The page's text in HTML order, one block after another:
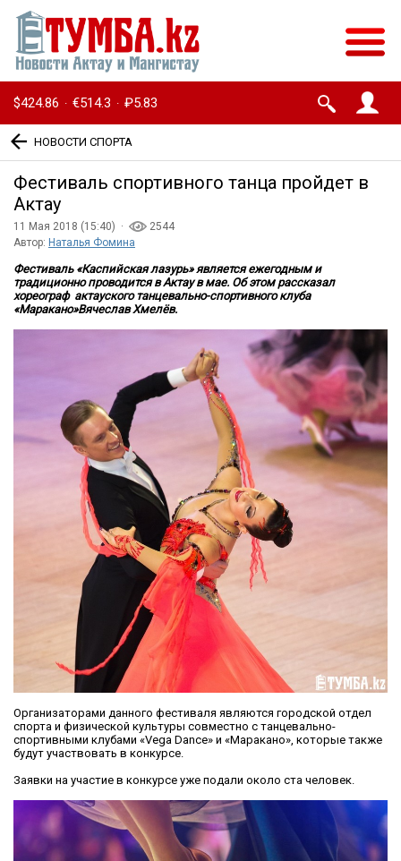
$424.86 · €514.3 · ₽5.83
НОВОСТИ СПОРТА
Фестиваль спортивного танца пройдет в
Актау
11 Мая 2018 (15:40) ·
2544
Автор: Наталья Фомина
Фестиваль «Каспийская лазурь» является ежегодным и
традиционно проводится в Актау в мае. Об этом рассказал
хореограф актауского танцевально-спортивного клуба
«Маракано»Вячеслав Хмелёв.
Организаторами данного фестиваля являются городской отдел
спорта и физической культуры совместно с танцевально-
спортивными клубами «Vega Dance» и «Маракано», которые также
будут участвовать в конкурсе.
Заявки на участие в конкурсе уже подали около ста человек.